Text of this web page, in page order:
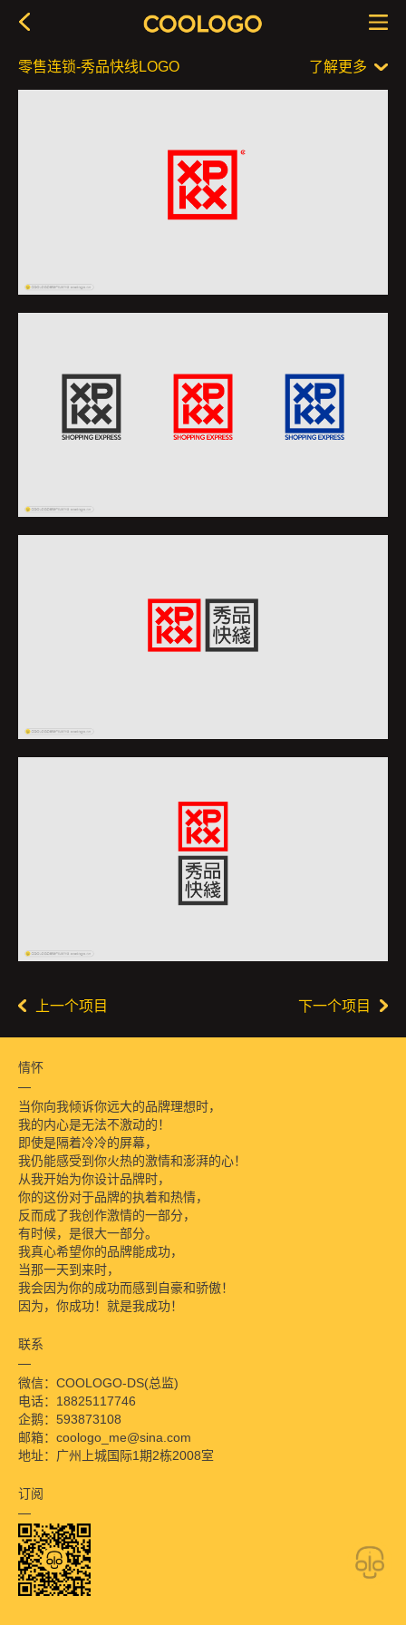
零售连锁-秀品快线LOGO 了解更多
上一个项目 下一个项目
情怀
当你向我倾诉你远大的品牌理想时，
我的内心是无法不激动的！
即使是隔着冷冷的屏幕，
我仍能感受到你火热的激情和澎湃的心！
从我开始为你设计品牌时，
你的这份对于品牌的执着和热情，
反而成了我创作激情的一部分，
有时候，是很大一部分。
我真心希望你的品牌能成功，
当那一天到来时，
我会因为你的成功而感到自豪和骄傲！
因为，你成功！就是我成功！
联系
微信：COOLOGO-DS(总监)
电话：18825117746
企鹅：593873108
邮箱：coologo_me@sina.com
地址：广州上城国际1期2栋2008室
订阅